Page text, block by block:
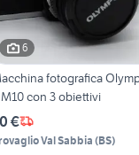
6
fotografica
con 3 obiettivi
€
Val Sabbia (BS)